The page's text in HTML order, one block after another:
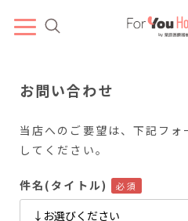
お問い合わせ
当店へのご要望は、下記フ
してください。
件名(タイトル)